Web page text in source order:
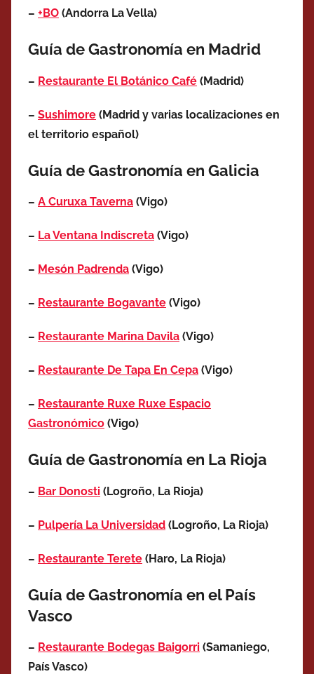
– +BO (Andorra La Vella)
Guía de Gastronomía en Madrid
– Restaurante El Botánico Café (Madrid)
– Sushimore (Madrid y varias localizaciones en
el territorio español)
Guía de Gastronomía en Galicia
– A Curuxa Taverna (Vigo)
– La Ventana Indiscreta (Vigo)
– Mesón Padrenda (Vigo)
– Restaurante Bogavante (Vigo)
– Restaurante Marina Davila (Vigo)
– Restaurante De Tapa En Cepa (Vigo)
– Restaurante Ruxe Ruxe Espacio
Gastronómico (Vigo)
Guía de Gastronomía en La Rioja
– Bar Donosti (Logroño, La Rioja)
– Pulpería La Universidad (Logroño, La Rioja)
– Restaurante Terete (Haro, La Rioja)
Guía de Gastronomía en el País
Vasco
– Restaurante Bodegas Baigorri (Samaniego,
País Vasco)